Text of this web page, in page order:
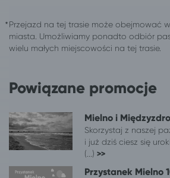
Opole
Mielno
Piotrków Trybunalski
Mielno
Płock
Mielno
Ruda Śląska
Mielno
Rzeszów
Mielno
Toruń
Mielno
Tychy
Mielno
Warszawa
Mielno
Mielno
Wrocław
Mielno
Przejazd na tej trasie może obejmować
miasta. Umożliwiamy ponadto odbiór
wielu małych miejscowości na tej trasie.
Powiązane promocje
Mielno i
Skorzystaj z naszej
i już dziś ciesz się
(...) >>
Przystanek Mielno